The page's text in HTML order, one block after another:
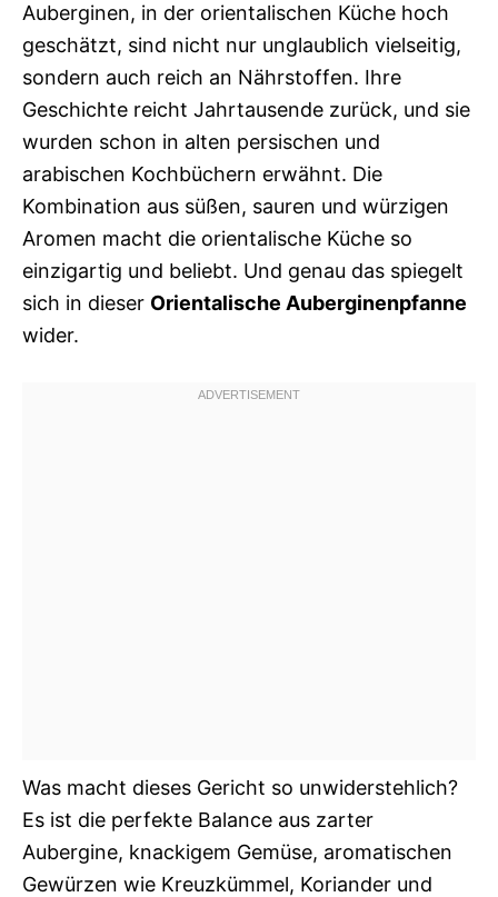
Auberginen, in der orientalischen Küche hoch
geschätzt, sind nicht nur unglaublich vielseitig,
sondern auch reich an Nährstoffen. Ihre
Geschichte reicht Jahrtausende zurück, und sie
wurden schon in alten persischen und
arabischen Kochbüchern erwähnt. Die
Kombination aus süßen, sauren und würzigen
Aromen macht die orientalische Küche so
einzigartig und beliebt. Und genau das spiegelt
sich in dieser Orientalische Auberginenpfanne
wider.
Was macht dieses Gericht so unwiderstehlich?
Es ist die perfekte Balance aus zarter
Aubergine, knackigem Gemüse, aromatischen
Gewürzen wie Kreuzkümmel, Koriander und